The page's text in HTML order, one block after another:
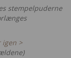
stempelpuderne
igen >